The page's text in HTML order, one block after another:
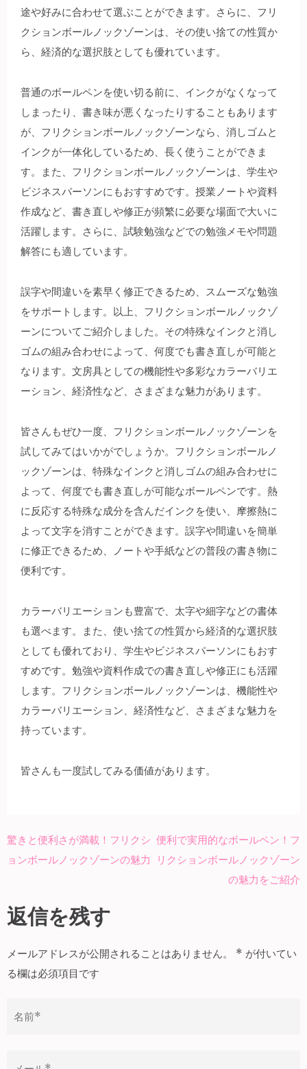
途や好みに合わせて選ぶことができます。さらに、フリ
クションボールノックゾーンは、その使い捨ての性質か
ら、経済的な選択肢としても優れています。
普通のボールペンを使い切る前に、インクがなくなって
しまったり、書き味が悪くなったりすることもあります
が、フリクションボールノックゾーンなら、消しゴムと
インクが一体化しているため、長く使うことができま
す。また、フリクションボールノックゾーンは、学生や
ビジネスパーソンにもおすすめです。授業ノートや資料
作成など、書き直しや修正が頻繁に必要な場面で大いに
活躍します。さらに、試験勉強などでの勉強メモや問題
解答にも適しています。
誤字や間違いを素早く修正できるため、スムーズな勉強
をサポートします。以上、フリクションボールノックゾ
ーンについてご紹介しました。その特殊なインクと消し
ゴムの組み合わせによって、何度でも書き直しが可能と
なります。文房具としての機能性や多彩なカラーバリエ
ーション、経済性など、さまざまな魅力があります。
皆さんもぜひ一度、フリクションボールノックゾーンを
試してみてはいかがでしょうか。フリクションボールノ
ックゾーンは、特殊なインクと消しゴムの組み合わせに
よって、何度でも書き直しが可能なボールペンです。熱
に反応する特殊な成分を含んだインクを使い、摩擦熱に
よって文字を消すことができます。誤字や間違いを簡単
に修正できるため、ノートや手紙などの普段の書き物に
便利です。
カラーバリエーションも豊富で、太字や細字などの書体
も選べます。また、使い捨ての性質から経済的な選択肢
としても優れており、学生やビジネスパーソンにもおす
すめです。勉強や資料作成での書き直しや修正にも活躍
します。フリクションボールノックゾーンは、機能性や
カラーバリエーション、経済性など、さまざまな魅力を
持っています。
皆さんも一度試してみる価値があります。
投
ビ
ゲ
ー
シ
ン
驚きと便利さが満載！フリクシ
ョンボールノックゾーンの魅力
便利で実用的なボールペン！フ
リクションボールノックゾーン
の魅力をご紹介
返信を残す
メールアドレスが公開されることはありません。 * が付いてい
る欄は必須項目です